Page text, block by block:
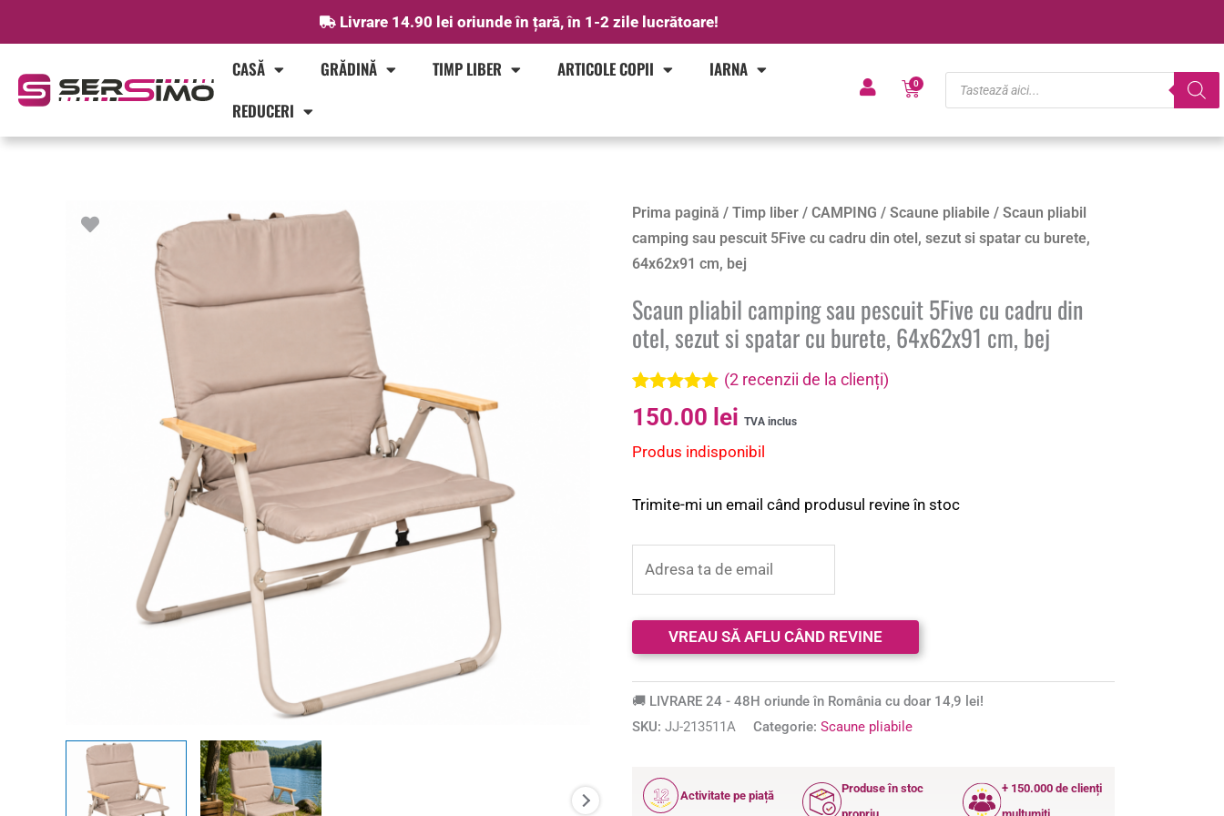
Livrare 14.90 lei oriunde în țară, în 1-2 zile lucrătoare!
CASĂ GRĂDINĂ TIMP LIBER ARTICOLE COPII
IARNA
REDUCERI
0
Cart
Products
search
Prima pagină /Timp liber /CAMPING /Scaune pliabile / Scaun pliabil
camping sau pescuit 5Five cu cadru din otel, sezut si spatar cu burete,
64x62x91 cm, bej
Scaun pliabil camping sau pescuit 5Five cu cadru din
otel, sezut si spatar cu burete, 64x62x91 cm, bej
Evaluat la
5.00din 5 pe
2
evaluări de
(2 recenzii de la clienți)
150.00 lei TVA inclus
Produs indisponibil
Trimite-mi un email când produsul revine în stoc
🚚 LIVRARE 24 - 48H oriunde în România cu doar 14,9 lei!
SKU:JJ-213511A Categorie:Scaune pliabile
12
ANI
Activitate pe piață
Produse în stoc
+ 150.000 de clienți